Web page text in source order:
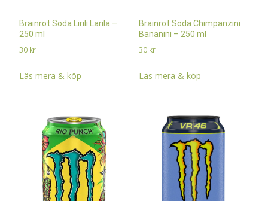
Brainrot Soda Lirili Larila –
250 ml
30 kr
Läs mera & köp
Brainrot Soda Chimpanzini
Bananini – 250 ml
30 kr
Läs mera & köp